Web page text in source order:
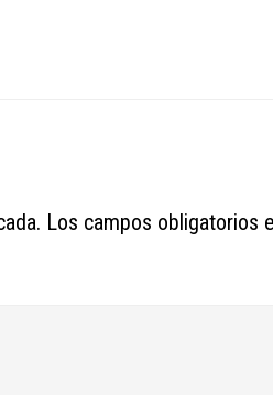
Los campos obligatorios